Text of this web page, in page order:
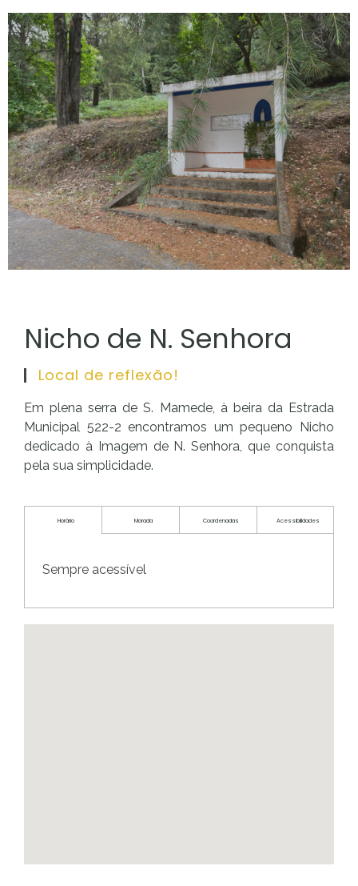
Nicho de N. Senhora
Local de reflexão!
Em plena serra de S. Mamede, à beira da Estrada
Municipal 522-2 encontramos um pequeno Nicho
dedicado à Imagem de N. Senhora, que conquista
pela sua simplicidade.
Horário Morada Coordenadas Acessibilidades
Sempre acessível